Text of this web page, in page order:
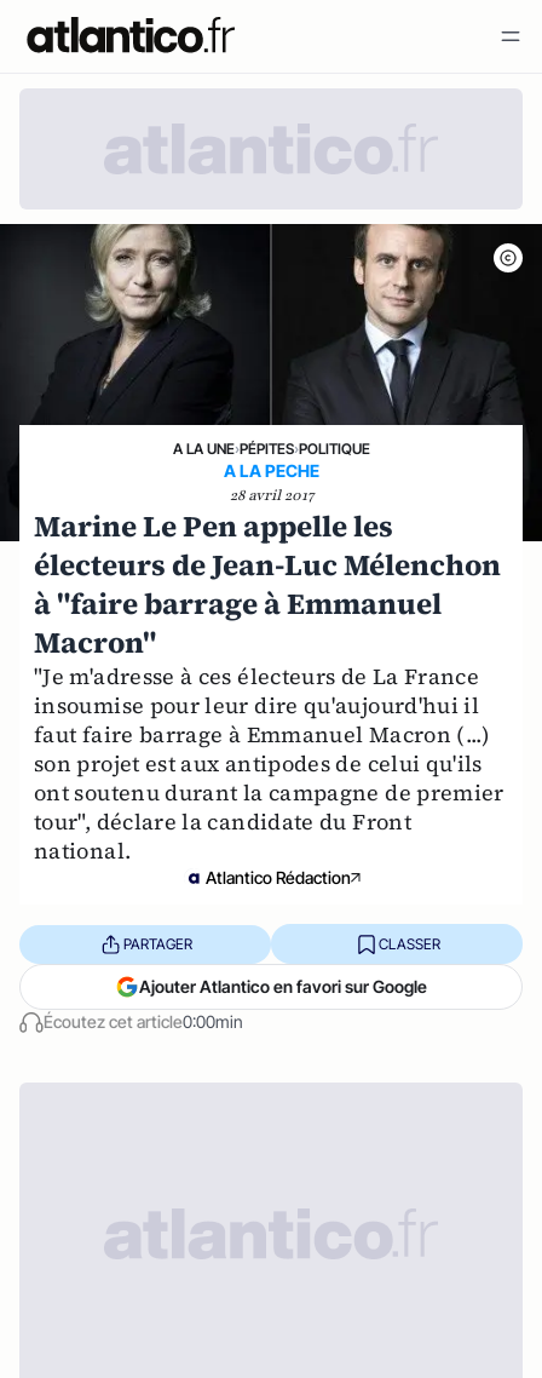
A LA UNE›PÉPITES›POLITIQUE
A LA PECHE
28 avril 2017
Marine Le Pen appelle les
électeurs de Jean-Luc Mélenchon
à "faire barrage à Emmanuel
Macron"
"Je m'adresse à ces électeurs de La France
insoumise pour leur dire qu'aujourd'hui il
faut faire barrage à Emmanuel Macron (...)
son projet est aux antipodes de celui qu'ils
ont soutenu durant la campagne de premier
tour", déclare la candidate du Front
national.
Atlantico Rédaction
Écoutez cet article0:00min
PARTAGER CLASSER
Ajouter Atlantico en favori sur Google